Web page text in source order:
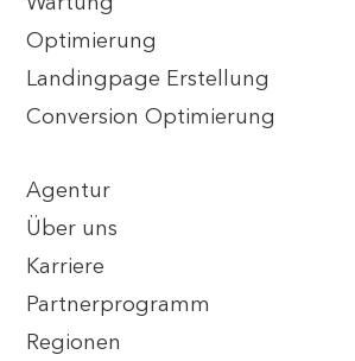
Optimierung
Landingpage Erstellung
Conversion Optimierung
Agentur
Über uns
Karriere
Partnerprogramm
Regionen